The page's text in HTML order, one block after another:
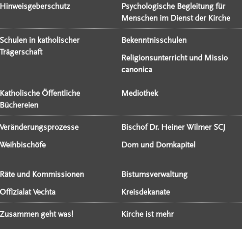
Hinweisgeberschutz
Psychologische Begleitung für
Menschen im Dienst der Kirche
Schulen in katholischer
Trägerschaft
Bekenntnisschulen
Religionsunterricht und Missio
canonica
Katholische Öffentliche
Büchereien
Mediothek
Veränderungsprozesse Bischof Dr. Heiner Wilmer SCJ
Weihbischöfe
Dom und Domkapitel
Räte und Kommissionen
Bistumsverwaltung
Offizialat Vechta
Kreisdekanate
Zusammen geht was! Kirche ist mehr